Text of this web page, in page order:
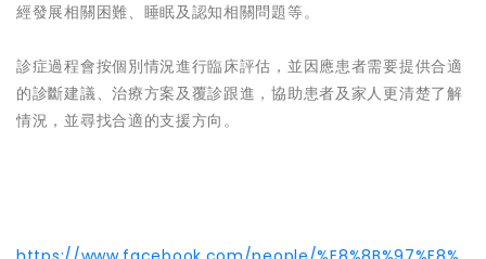
經發展相關困難、睡眠及認知相關問題等。
診症過程會按個別情況進行臨床評估，並因應患者需要提供合適
的診斷建議、治療方案及覆診跟進，協助患者及家人更清楚了解
情況，並尋找合適的支援方向。